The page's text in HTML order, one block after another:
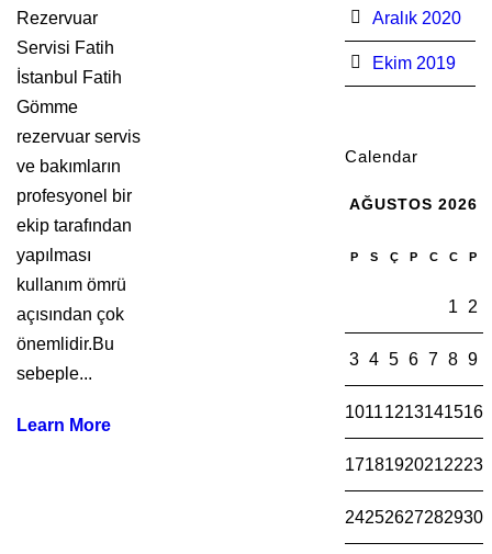
Rezervuar
Servisi Fatih
İstanbul Fatih
Gömme
rezervuar servis
ve bakımların
profesyonel bir
ekip tarafından
yapılması
kullanım ömrü
açısından çok
önemlidir.Bu
sebeple...
Learn More
Aralık 2020
Ekim 2019
Calendar
AĞUSTOS 2026
P S Ç P C C P
1 2
3 4 5 6 7 8 9
10111213141516
17181920212223
24252627282930